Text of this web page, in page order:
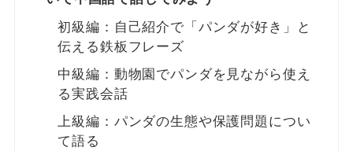
初級編：自己紹介で「パンダが好き」と
伝える鉄板フレーズ
中級編：動物園でパンダを見ながら使え
る実践会話
上級編：パンダの生態や保護問題につい
て語る